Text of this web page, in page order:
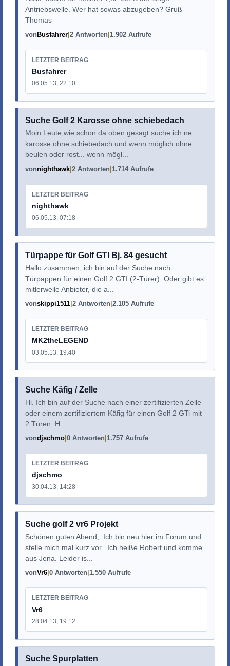
Antriebswelle. Wer hat sowas abzugeben? Gruß
Thomas
vonBusfahrer 2 Antworten 1.902 Aufrufe
LETZTER BEITRAG
Busfahrer
06.05.13, 22:10
Suche Golf 2 Karosse ohne schiebedach
Moin Leute,wie schon da oben gesagt suche ich ne
karosse ohne schiebedach und wenn möglich ohne
beulen oder rost... wenn mögl...
vonnighthawk 2 Antworten 1.714 Aufrufe
LETZTER BEITRAG
nighthawk
06.05.13, 07:18
Türpappe für Golf GTI Bj. 84 gesucht
Hallo zusammen, ich bin auf der Suche nach
Türpappen für einen Golf 2 GTI (2-Türer). Oder gibt es
mitlerweile Anbieter, die a...
vonskippi1511 2 Antworten 2.105 Aufrufe
LETZTER BEITRAG
MK2theLEGEND
03.05.13, 19:40
Suche Käfig / Zelle
Hi. Ich bin auf der Suche nach einer zertifizierten Zelle
oder einem zertifiziertem Käfig für einen Golf 2 GTi mit
2 Türen. H...
vondjschmo 0 Antworten 1.757 Aufrufe
LETZTER BEITRAG
djschmo
30.04.13, 14:28
Suche golf 2 vr6 Projekt
Schönen guten Abend, Ich bin neu hier im Forum und
stelle mich mal kurz vor. Ich heiße Robert und komme
aus Jena. Leider is...
vonVr6 0 Antworten 1.550 Aufrufe
LETZTER BEITRAG
Vr6
28.04.13, 19:12
Suche Spurplatten